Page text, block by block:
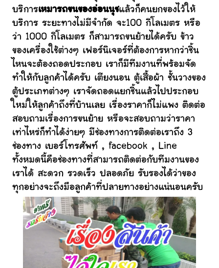
บริการเหมารถขนของอ่อนนุชแล้วก็คนยกของไว้ให้
บริการ ระยะทางไม่มีจำกัด จะ100 กิโลเมตร หรือ
ว่า 1000 กิโลเมตร ก็สามารถขนย้ายได้ครับ ข้าว
ของเครื่องใช้ต่างๆ เฟอร์นิเจอร์ที่ต้องการหากว่าชิ้น
ไหนจะต้องถอดประกอบ เราก็มีทีมงานที่พร้อมจัด
ทำให้กับลูกค้าได้ครับ เตียงนอน ตู้เสื้อผ้า ชั้นวางของ
ตู้ประเภทต่างๆ เราจัดถอดแยกชิ้นแล้วไปประกอบ
ใหม่ให้ลูกค้าถึงที่บ้านเลย เรื่องราคาก็ไม่แพง ติดต่อ
สอบถามเรื่องการขนย้าย หรือจะสอบถามว่าราคา
เท่าไหร่ก็ทำได้ง่ายๆ มีช่องทางการติดต่อเราถึง 3
ช่องทาง เบอร์โทรศัพท์ , facebook , Line
ทั้งหมดนี้คือช่องทางที่สามารถติดต่อกับทีมงานของ
เราได้ สะดวก รวดเร็ว ปลอดภัย รับรองได้ว่าของ
ทุกอย่างจะถึงมือลูกค้าที่ปลายทางอย่างแน่นอนครับ